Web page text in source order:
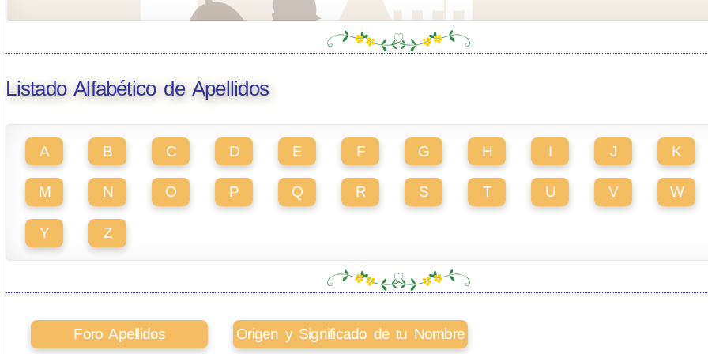
Listado Alfabético de Apellidos
A B C D E F G H I J K
M N O P Q R S T U V W
Y Z
Foro Apellidos Origen y Significado de tu Nombre